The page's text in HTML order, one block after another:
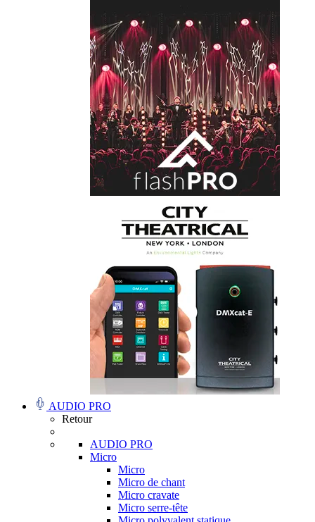
AUDIO PRO
Retour
AUDIO PRO
Micro
Micro
Micro de chant
Micro cravate
Micro serre-tête